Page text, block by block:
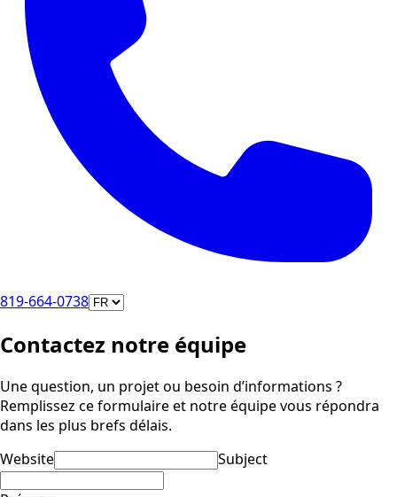
819-664-0738
Contactez notre équipe
Une question, un projet ou besoin d’informations ?
Remplissez ce formulaire et notre équipe vous répondra
dans les plus brefs délais.
Website
Subject